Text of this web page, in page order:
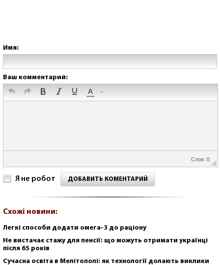
Имя:
Ваш комментарий:
Слов: 0
Я не робот ДОБАВИТЬ КОМЕНТАРИЙ
Схожі новини:
Легкі способи додати омега-3 до раціону
Не вистачає стажу для пенсії: що можуть отримати українці
після 65 років
Сучасна освіта в Мелітополі: як технології долають виклики